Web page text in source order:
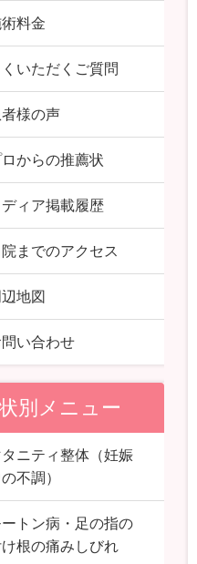
料金
くいただくご質問
者様の声
からの推薦状
ディア掲載履歴
までのアクセス
地図
問い合わせ
別メニュー
タニティ整体（妊娠
不調）
ートン病・足の指の
根の痛みしびれ